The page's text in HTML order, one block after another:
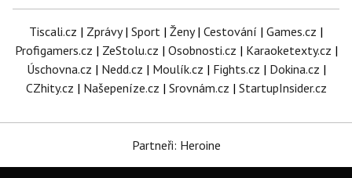
Tiscali.cz | Zprávy| Sport | Ženy| Cestování | Games.cz |
Profigamers.cz | ZeStolu.cz | Osobnosti.cz | Karaoketexty.cz |
Úschovna.cz | Nedd.cz | Moulík.cz | Fights.cz | Dokina.cz |
CZhity.cz | Našepeníze.cz | Srovnám.cz | StartupInsider.cz
Partneři: Heroine